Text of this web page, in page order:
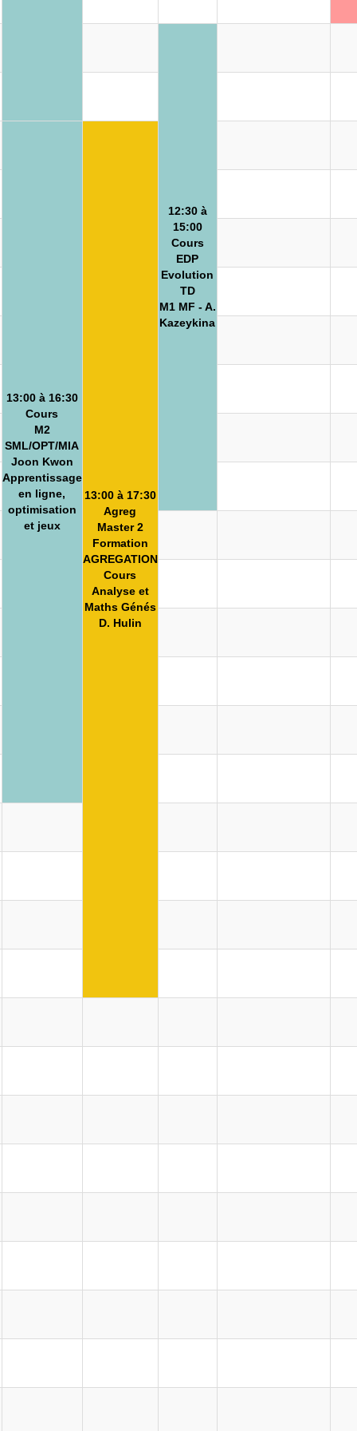
12:30 à
15:00
Cours
EDP
Evolution
TD
M1 MF - A.
Kazeykina
13:00 à 16:30
Cours
M2
SML/OPT/MIA
Joon Kwon
Apprentissage
en ligne,
optimisation
et jeux
13:00 à 17:30
Agreg
Master 2
Formation
AGREGATION
Cours
Analyse et
Maths Génés
D. Hulin